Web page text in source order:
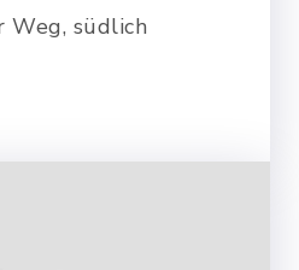
Weg, südlich